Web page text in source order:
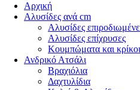
Αρχική
Αλυσίδες ανά cm
Αλυσίδες
Αλυσίδες επίχρυσες
Κουμπώματα και κρίκοι
Ανδρικό Ατσάλι
Βραχιόλια
Δαχτυλίδια